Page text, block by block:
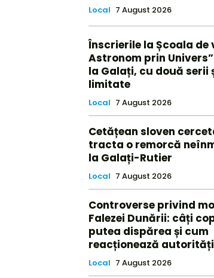
Local 7 August 2026
Înscrierile la Școala de
Astronom prin
la Galați, cu două serii
limitate
Local 7 August 2026
Cetățean sloven
tracta o remorcă
la Galați-Rutier
Local 7 August 2026
Controverse privind
Falezei Dunării: câți
putea dispărea și cum
reacționează
Local 7 August 2026